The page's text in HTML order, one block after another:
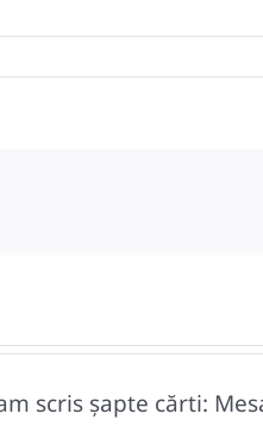
scris șapte cărti: